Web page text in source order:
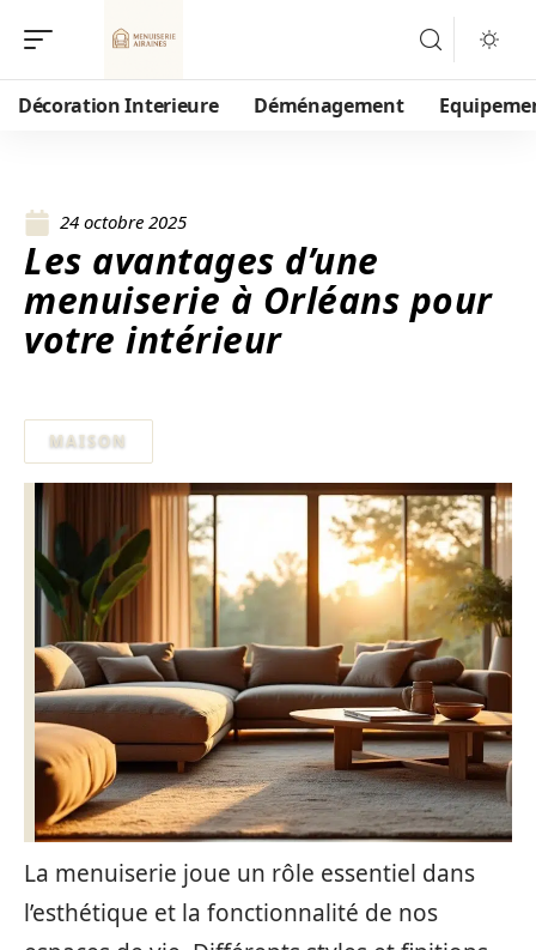
Décoration Interieure Déménagement
24 octobre 2025
Les avantages d’une
menuiserie à Orléans pour
votre intérieur
MAISON
La menuiserie joue un rôle essentiel dans
l’esthétique et la fonctionnalité de nos